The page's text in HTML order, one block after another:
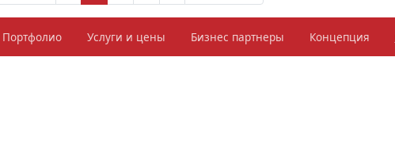
Портфолио Услуги и цены Бизнес партнеры Концепция